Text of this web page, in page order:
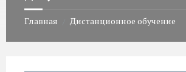
Главная Дистанционное обучение